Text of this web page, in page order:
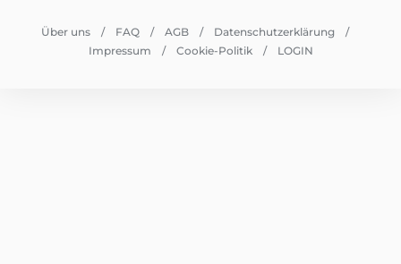
Über uns FAQ AGB
Datenschutzerklärung
Impressum
Cookie-Politik LOGIN